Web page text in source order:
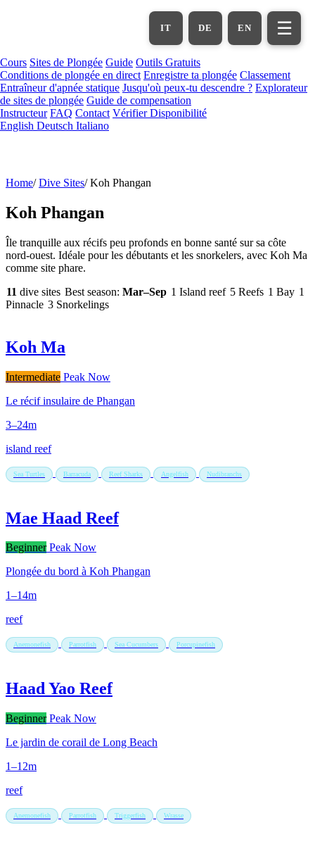
EN
DE
IT ☰
Cours Sites de Plongée Guide Outils Gratuits
Conditions de plongée en direct Enregistre ta plongée Classement
Entraîneur d'apnée statique Jusqu'où peux-tu descendre ? Explorateur
de sites de plongée Guide de compensation
Instructeur FAQ Contact Vérifier Disponibilité
English Deutsch Italiano
Home/ Dive Sites/ Koh Phangan
Koh Phangan
Île tranquille aux récifs peu profonds en bonne santé sur sa côte
nord-ouest. Idéale pour les débutants et les snorkelers, avec Koh Ma
comme site phare.
11 dive sites Best season: Mar–Sep 1 Island reef 5 Reefs 1 Bay 1
Pinnacle 3 Snorkelings
Koh Ma
Intermediate Peak Now
Le récif insulaire de Phangan
3–24m
island reef
Sea Turtles Barracuda Reef Sharks Angelfish Nudibranchs
Mae Haad Reef
Beginner Peak Now
Plongée du bord à Koh Phangan
1–14m
reef
Anemonefish Parrotfish Sea Cucumbers Porcupinefish
Haad Yao Reef
Beginner Peak Now
Le jardin de corail de Long Beach
1–12m
reef
Anemonefish Parrotfish Triggerfish Wrasse